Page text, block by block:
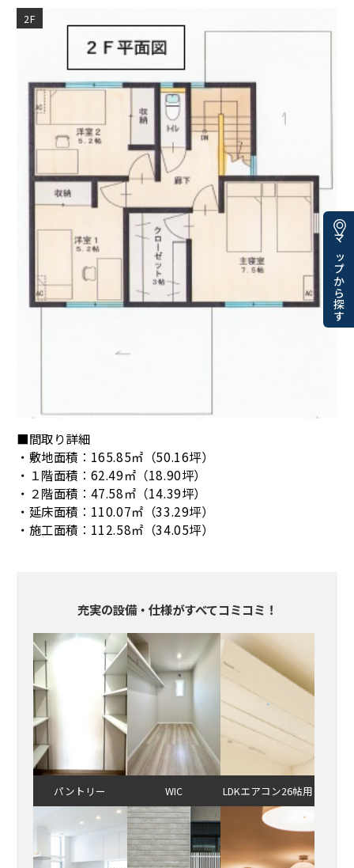
マップから探す
2F
■間取り詳細
・敷地面積：165.85㎡（50.16坪）
・１階面積：62.49㎡（18.90坪）
・２階面積：47.58㎡（14.39坪）
・延床面積：110.07㎡（33.29坪）
・施工面積：112.58㎡（34.05坪）
充実の設備・仕様がすべてコミコミ！
パントリー WIC LDKエアコン26帖用